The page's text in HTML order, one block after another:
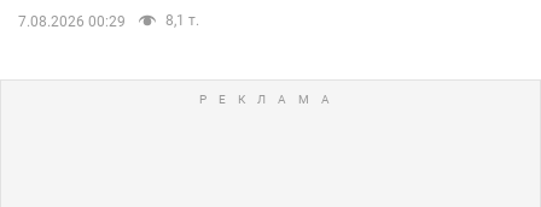
7.08.2026 00:29 8,1 т.